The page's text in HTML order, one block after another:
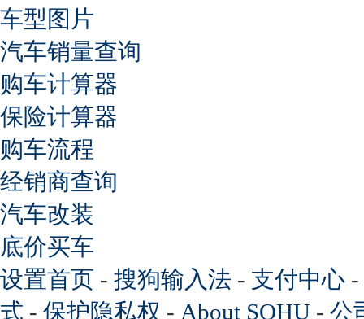
车型图片
汽车销量查询
购车计算器
保险计算器
购车流程
经销商查询
汽车改装
底价买车
设置首页 - 搜狗输入法 - 支付中心 -
式 - 保护隐私权 - About SOHU - 公